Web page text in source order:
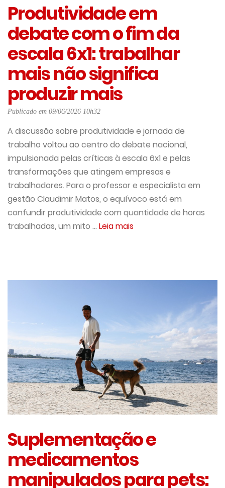
Produtividade em
debate com o fim da
escala 6x1: trabalhar
mais não significa
produzir mais
Publicado em 09/06/2026 10h32
A discussão sobre produtividade e jornada de
trabalho voltou ao centro do debate nacional,
impulsionada pelas críticas à escala 6x1 e pelas
transformações que atingem empresas e
trabalhadores. Para o professor e especialista em
gestão Claudimir Matos, o equívoco está em
confundir produtividade com quantidade de horas
trabalhadas, um mito ... Leia mais
Suplementação e
medicamentos
manipulados para pets: